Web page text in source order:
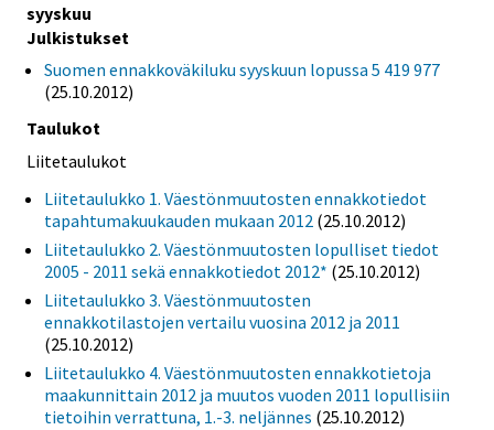
syyskuu
Julkistukset
Suomen ennakkoväkiluku syyskuun lopussa 5 419 977
(25.10.2012)
Taulukot
Liitetaulukot
Liitetaulukko 1. Väestönmuutosten ennakkotiedot
tapahtumakuukauden mukaan 2012 (25.10.2012)
Liitetaulukko 2. Väestönmuutosten lopulliset tiedot
2005 - 2011 sekä ennakkotiedot 2012* (25.10.2012)
Liitetaulukko 3. Väestönmuutosten
ennakkotilastojen vertailu vuosina 2012 ja 2011
(25.10.2012)
Liitetaulukko 4. Väestönmuutosten ennakkotietoja
maakunnittain 2012 ja muutos vuoden 2011 lopullisiin
tietoihin verrattuna, 1.-3. neljännes (25.10.2012)